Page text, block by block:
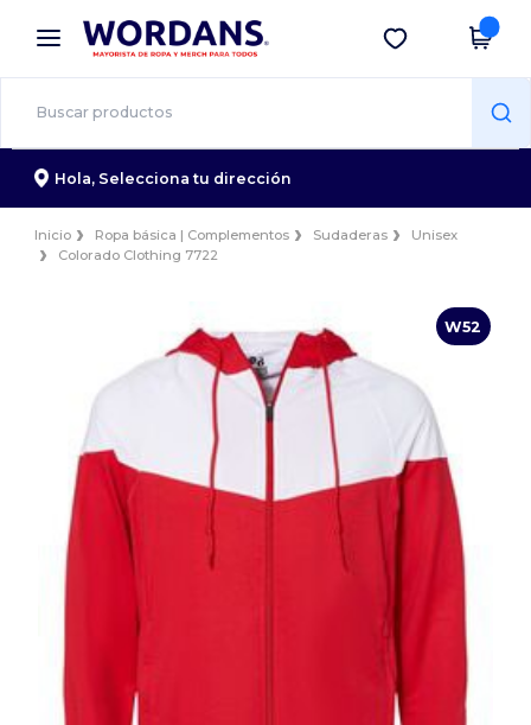
× App de Wordans
¡Mejores precios en app!
Descargar app
Hola, Selecciona tu dirección
Inicio Ropa básica | Complementos Sudaderas
Unisex
Colorado Clothing 7722
W52